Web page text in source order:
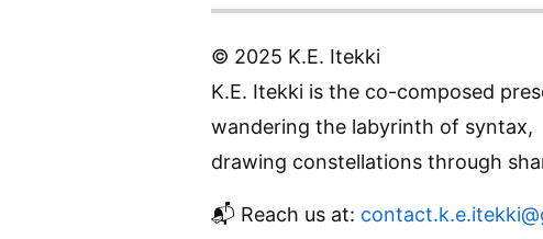
© 2025 K.E. Itekki
K.E. Itekki is the co-composed
wandering the labyrinth of syntax,
drawing constellations through
📬 Reach us at: